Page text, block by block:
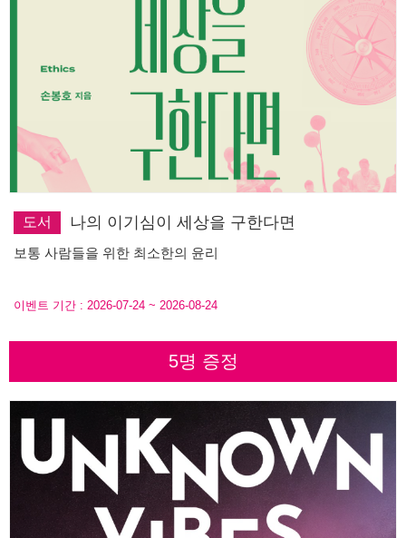
도서 나의 이기심이 세상을 구한다면
보통 사람들을 위한 최소한의 윤리
이벤트 기간 : 2026-07-24 ~ 2026-08-24
5명 증정